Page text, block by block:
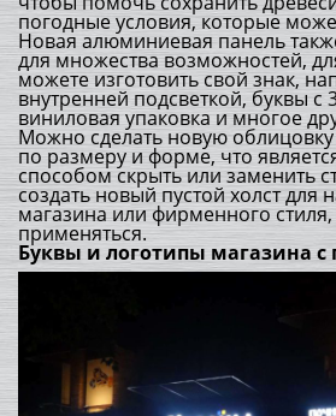
погодные условия, которые
Новая алюминиевая панель
для множества возможностей,
можете изготовить свой знак,
внутренней подсветкой, буквы с
виниловая упаковка и многое
Можно сделать новую облицовку
по размеру и форме, что
способом скрыть или заменить
создать новый пустой холст для
магазина или фирменного
применяться.
Буквы и логотипы магазина с